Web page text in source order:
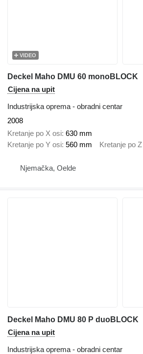
VIDEO
Deckel Maho DMU 60 monoBLOCK
Cijena na upit
Industrijska oprema - obradni centar
2008
Kretanje po X osi 630 mm
Kretanje po Y osi 560 mm Kretanje po
Njemačka, Oelde
Deckel Maho DMU 80 P duoBLOCK
Cijena na upit
Industrijska oprema - obradni centar